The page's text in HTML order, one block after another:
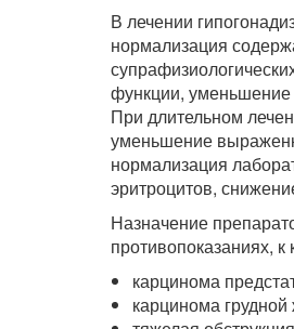
В лечении
нормализация
функции, уменьшение
При длительном
уменьшение
нормализация
эритроцитов,
Назначение
противопоказаниях,
карцинома
карцинома